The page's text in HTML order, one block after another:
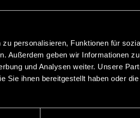
personalisieren, Funktionen für
Außerdem geben wir Informationen
und Analysen weiter. Unsere
Sie ihnen bereitgestellt haben oder